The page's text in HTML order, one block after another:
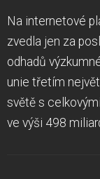
Na internetové
zvedla jen za
odhadů
unie třetím
světě s
ve výši 498 miliard